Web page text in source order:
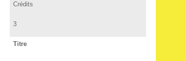
Crédits
3
Titre